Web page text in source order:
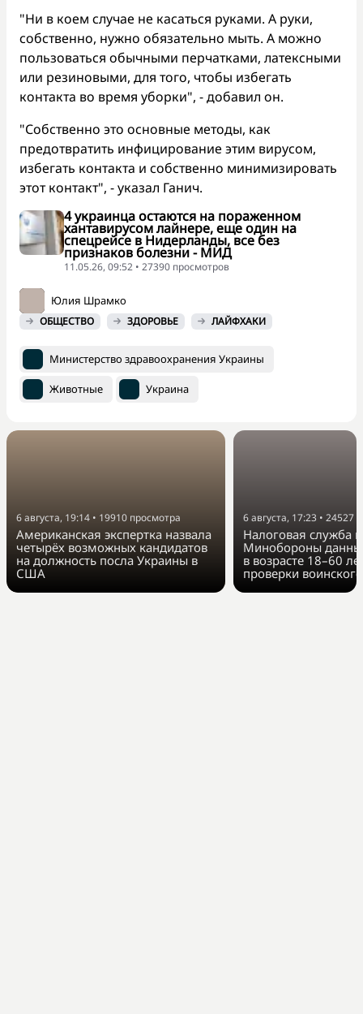
"Ни в коем случае не касаться руками. А руки,
собственно, нужно обязательно мыть. А можно
пользоваться обычными перчатками, латексными
или резиновыми, для того, чтобы избегать
контакта во время уборки", - добавил он.
"Собственно это основные методы, как
предотвратить инфицирование этим вирусом,
избегать контакта и собственно минимизировать
этот контакт", - указал Ганич.
4 украинца остаются на пораженном
хантавирусом лайнере, еще один на
спецрейсе в Нидерланды, все без
признаков болезни - МИД
11.05.26, 09:52 • 27390 просмотров
Юлия Шрамко
ОБЩЕСТВО ЗДОРОВЬЕ ЛАЙФХАКИ
Министерство здравоохранения Украины
Животные Украина
6 августа, 19:14 • 19910 просмотра
Американская экспертка назвала
четырёх возможных кандидатов
на должность посла Украины в
США
6 августа, 17:23 • 24527
Налоговая служба
Минобороны
в возрасте 18–60
проверки